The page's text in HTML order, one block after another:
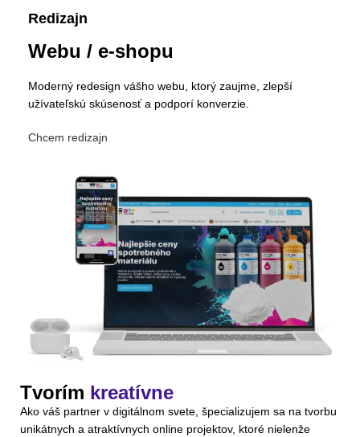
Redizajn
Webu / e-shopu
Moderný redesign vášho webu, ktorý zaujme, zlepší
užívateľskú skúsenosť a podporí konverzie.
Chcem redizajn
Tvorím kreatívne
Ako váš partner v digitálnom svete, špecializujem sa na tvorbu
unikátnych a atraktívnych online projektov, ktoré nielenže